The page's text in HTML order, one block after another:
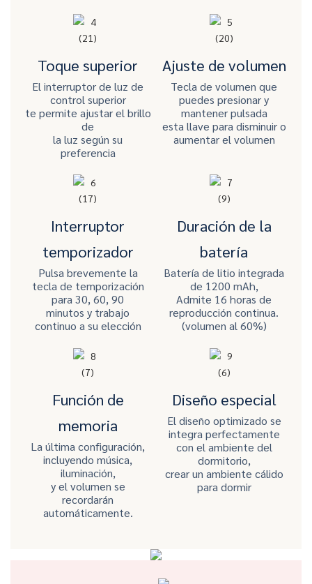
Toque superior
El interruptor de luz de
control superior
te permite ajustar el brillo
de
la luz según su
preferencia
Ajuste de volumen
Tecla de volumen que
puedes presionar y
mantener pulsada
esta llave para disminuir o
aumentar el volumen
Interruptor
temporizador
Pulsa brevemente la
tecla de temporización
para 30, 60, 90
minutos y trabajo
continuo a su elección
Duración de la
batería
Batería de litio integrada
de 1200 mAh,
Admite 16 horas de
reproducción continua.
(volumen al 60%)
Función de
memoria
La última configuración,
incluyendo música,
iluminación,
y el volumen se
recordarán
automáticamente.
Diseño especial
El diseño optimizado se
integra perfectamente
con el ambiente del
dormitorio,
crear un ambiente cálido
para dormir